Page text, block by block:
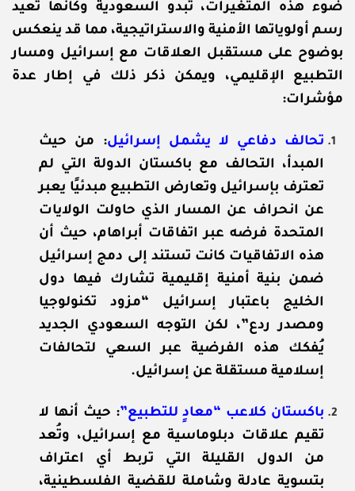
ضوء هذه المتغيرات، تبدو السعودية وكأنها تعيد
رسم أولوياتها الأمنية والاستراتيجية، مما قد ينعكس
بوضوح على مستقبل العلاقات مع إسرائيل ومسار
التطبيع الإقليمي، ويمكن ذكر ذلك في إطار عدة
مؤشرات:
تحالف دفاعي لا يشمل إسرائيل: من حيث
المبدأ، التحالف مع باكستان الدولة التي لم
تعترف بإسرائيل وتعارض التطبيع مبدئيًا يعبر
عن انحراف عن المسار الذي حاولت الولايات
المتحدة فرضه عبر اتفاقات أبراهام، حيث أن
هذه الاتفاقيات كانت تستند إلى دمج إسرائيل
ضمن بنية أمنية إقليمية تشارك فيها دول
الخليج باعتبار إسرائيل “مزود تكنولوجيا
ومصدر ردع”، لكن التوجه السعودي الجديد
يُفكك هذه الفرضية عبر السعي لتحالفات
إسلامية مستقلة عن إسرائيل.
باكستان كلاعب “معادٍ للتطبيع”: حيث أنها لا
تقيم علاقات دبلوماسية مع إسرائيل، وتُعد
من الدول القليلة التي تربط أي اعتراف
بتسوية عادلة وشاملة للقضية الفلسطينية،